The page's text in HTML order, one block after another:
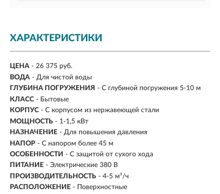
ХАРАКТЕРИСТИКИ
ЦЕНА - 26 375 руб.
ВОДА - Для чистой воды
ГЛУБИНА ПОГРУЖЕНИЯ - С глубиной погружения 5-10 м
КЛАСС - Бытовые
КОРПУС - С корпусом из нержавеющей стали
МОЩНОСТЬ - 1-1,5 кВт
НАЗНАЧЕНИЕ - Для повышения давления
НАПОР - С напором более 45 м
ОСОБЕННОСТИ - С защитой от сухого хода
ПИТАНИЕ - Электрические 380 В
ПРОИЗВОДИТЕЛЬНОСТЬ - 4-5 м³/ч
РАСПОЛОЖЕНИЕ - Поверхностные